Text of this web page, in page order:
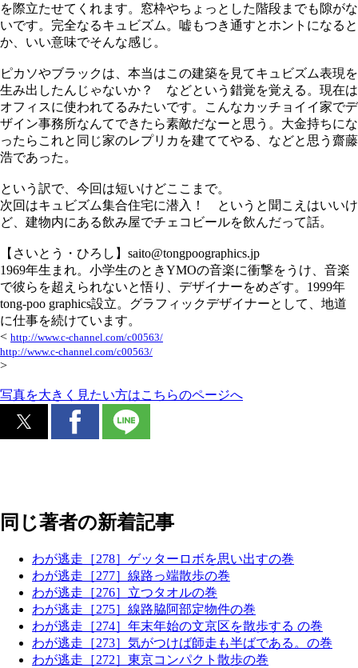
を際立たせてくれます。窓枠やちょっとした階段までも隙がな
いです。完全なるキュビズム。嘘もつき通すとホントになると
か、いい意味でそんな感じ。
ピカソやブラックは、本当はこの建築を見てキュビズム表現を
生み出したんじゃないか？ などという錯覚を覚える。現在は
オフィスに使われてるみたいです。こんなカッチョイイ家でデ
ザイン事務所なんてできたら素敵だなーと思う。大金持ちにな
ったらこれと同じ家のレプリカを建ててやる、などと思う齋藤
浩であった。
という訳で、今回は短いけどここまで。
次回はキュビズム集合住宅に潜入！ というと聞こえはいいけ
ど、建物内にある飲み屋でチェコビールを飲んだって話。
【さいとう・ひろし】saito@tongpoographics.jp
1969年生まれ。小学生のときYMOの音楽に衝撃をうけ、音楽
で彼らを超えられないと悟り、デザイナーをめざす。1999年
tong-poo graphics設立。グラフィックデザイナーとして、地道
に仕事を続けています。
< http://www.c-channel.com/c00563/
http://www.c-channel.com/c00563/
>
写真を大きく見たい方はこちらのページへ
同じ著者の新着記事
わが逃走［278］ゲッターロボを思い出すの巻
わが逃走［277］線路っ端散歩の巻
わが逃走［276］立つタオルの巻
わが逃走［275］線路脇阿部定物件の巻
わが逃走［274］年末年始の文京区を散歩する の巻
わが逃走［273］気がつけば師走も半ばである。の巻
わが逃走［272］東京コンパクト散歩の巻